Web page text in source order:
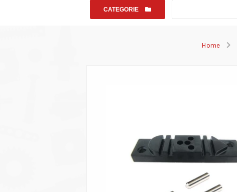
CATEGORIE
Home